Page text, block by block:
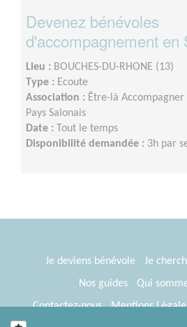
Devenez bénévoles
d'accompagnement en
Lieu : BOUCHES-DU-RHONE (13)
Type : Ecoute
Association : Être-là
Pays Salonais
Date :
Tout le temps
Disponibilité demandée : 3h par
Je deviens bénévole
Je
Nos guides
Qui
Contactez-nous
Mentions